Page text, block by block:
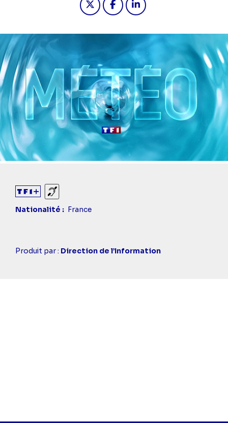
Sourds et malentendants
Nationalité
France
Casting
Produit par : Direction de l’Information